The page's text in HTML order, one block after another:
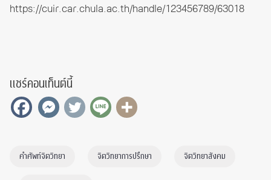
https://cuir.car.chula.ac.th/handle/123456789/63018
แชร์คอนเท็นต์นี้
คำศัพท์จิตวิทยา จิตวิทยาการปรึกษา จิตวิทยาสังคม